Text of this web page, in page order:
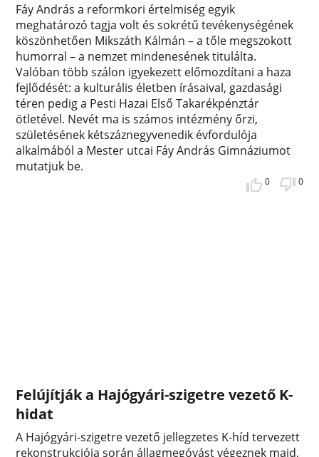
Fáy András a reformkori értelmiség egyik
meghatározó tagja volt és sokrétű tevékenységének
köszönhetően Mikszáth Kálmán – a tőle megszokott
humorral – a nemzet mindenesének titulálta.
Valóban több szálon igyekezett előmozdítani a haza
fejlődését: a kulturális életben írásaival, gazdasági
téren pedig a Pesti Hazai Első Takarékpénztár
ötletével. Nevét ma is számos intézmény őrzi,
születésének kétszáznegyvenedik évfordulója
alkalmából a Mester utcai Fáy András Gimnáziumot
mutatjuk be.
0 0
Felújítják a Hajógyári-szigetre vezető K-
hidat
A Hajógyári-szigetre vezető jellegzetes K-híd tervezett
rekonstrukciója során állagmegóvást végeznek majd,